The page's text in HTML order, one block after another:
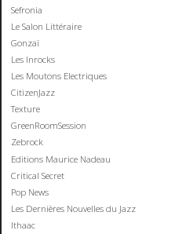
Sefronia
Le Salon Littéraire
Gonzaï
Les Inrocks
Les Moutons Electriques
CitizenJazz
Texture
GreenRoomSession
Zebrock
Editions Maurice Nadeau
Critical Secret
Pop News
Les Dernières Nouvelles du Jazz
Ithaac